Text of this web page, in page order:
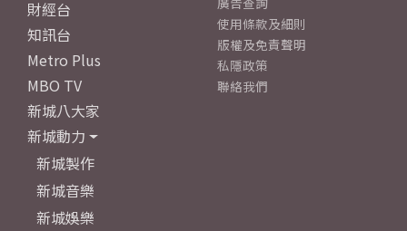
財經台
知訊台
Metro Plus
MBO TV
新城八大家
新城動力
新城製作
新城音樂
新城娛樂
使用條款及細則
版權及免責聲明
私隱政策
聯絡我們